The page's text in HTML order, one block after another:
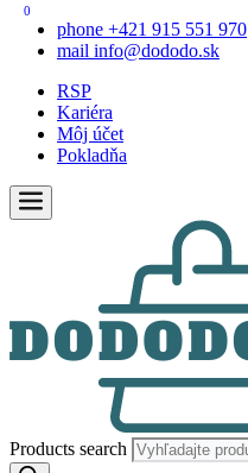
phone +421 915 551 970
mail info@dododo.sk
RSP
Kariéra
Môj účet
Pokladňa
Products search
0